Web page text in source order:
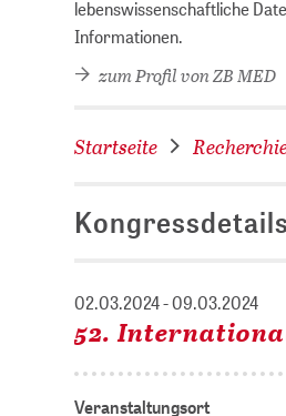
lebenswissenschaftliche
Informationen.
zum Profil von ZB MED
Startseite
Kongressdetails
02.03.2024 - 09.03.2024
52.
Veranstaltungsort